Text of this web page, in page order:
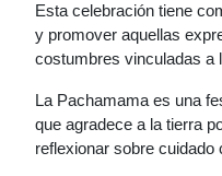
Esta celebración tiene
y promover aquellas
costumbres vinculadas a
La Pachamama es una
que agradece a la tierra
reflexionar sobre cuidado